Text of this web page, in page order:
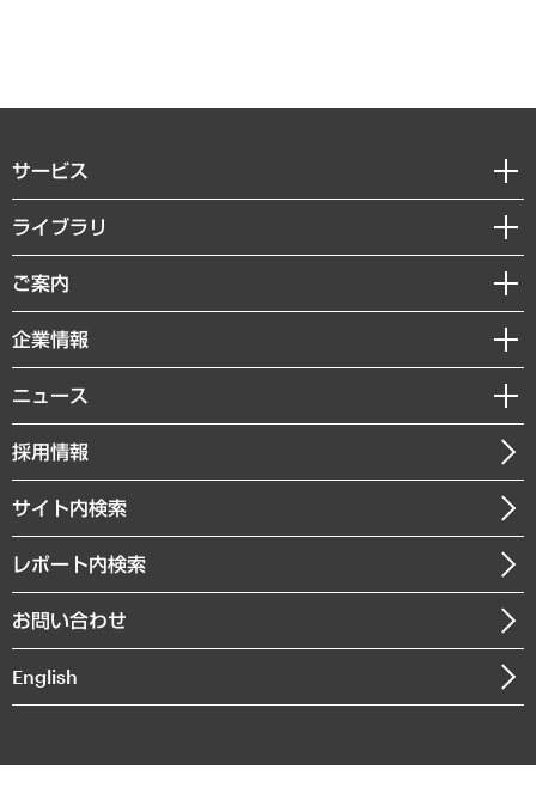
サービス
経営戦略
組織・人事戦略
デジタルイノベーション
共生・ダイバーシティ
GRC（ガバナンス・リスク・コンプライアンス）・防災（政策）
経済・産業・雇用・労働
まちづくり・観光・交通・スポーツ・スマートシティ
自然資源・農林水産業・食料システム
ライブラリ
経済調査
レポート
コラム
経営用語集
受託・受注実績（官公庁関連）
メディア掲載・出演
ご案内
セミナー・イベント情報
MUFGビジネスセミナー
受託案件情報
企業情報
私たちの想い
社長メッセージ
会社概要
沿革
組織図・本部部室紹介
インドネシア現地法人
個人情報保護方針
ニュース
ニュースリリース
お知らせ
採用情報
サイト内検索
レポート内検索
お問い合わせ
English